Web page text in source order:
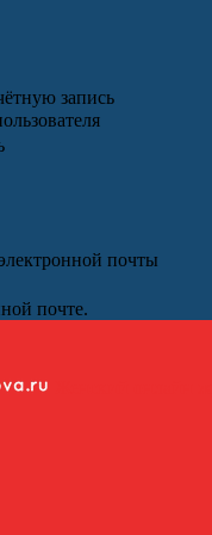
запись
почты
почте.